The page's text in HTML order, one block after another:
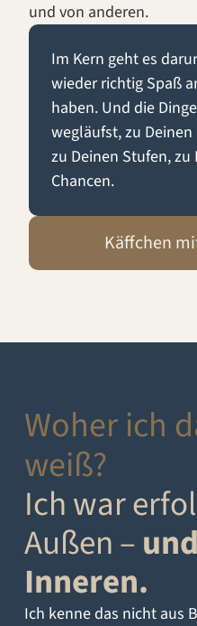
und von anderen.
Im Kern geht es
wieder richtig Spaß
haben. Und die
wegläufst, zu
zu Deinen Stufen,
Chancen.
Käffchen
Woher ich
weiß?
Ich war
Außen –
Inneren.
Ich kenne das nicht aus